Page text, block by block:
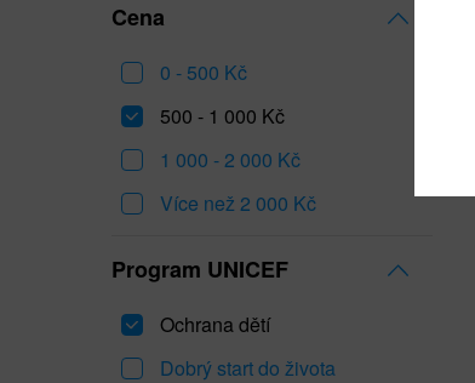
Cena
0 - 500 Kč
500 - 1 000 Kč
1 000 - 2 000 Kč
Více než 2 000 Kč
Program UNICEF
Ochrana dětí
Dobrý start do života